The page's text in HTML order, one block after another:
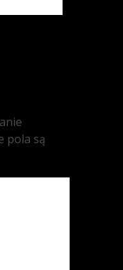
pola są